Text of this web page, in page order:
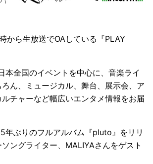
から生放送でOAしている『PLAY
本全国のイベントを中心に、音楽ライ
ん、ミュージカル、舞台、展示会、ア
チャーなど幅広いエンタメ情報をお届
年ぶりのフルアルバム『pluto』をリリ
ングライター、MALIYAさんをゲスト